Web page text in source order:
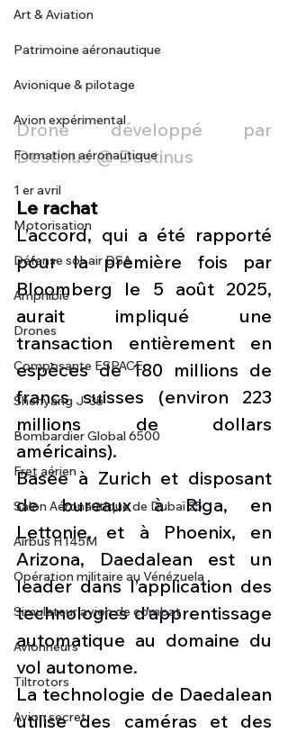
Art & Aviation
Patrimoine aéronautique
Avionique & pilotage
Avion expérimental
Formation aéronautique
1 er avril
Motorisation
Défense sol-air DSA
Amphibie
Drones
Composante ESPACE
Shenyang J-35
Bombardier Global 6500
Fret aérien
Salon Aéronautique de Dubaï 25
Airbus H145M
Opération militaire au Vénézuela
Simulateur avion de combat
Avionneurs
Tiltrotors
Avion secret
Drone développé par
Destinus @ Destinus
Le rachat
L’accord, qui a été rapporté
pour la première fois par
Bloomberg le 5 août 2025,
aurait impliqué une
transaction entièrement en
espèces de 180 millions de
francs suisses (environ 223
millions de dollars
américains).
Basée à Zurich et disposant
de bureaux à Riga, en
Lettonie, et à Phoenix, en
Arizona, Daedalean est un
leader dans l’application des
technologies d’apprentissage
automatique au domaine du
vol autonome.
La technologie de Daedalean
utilise des caméras et des